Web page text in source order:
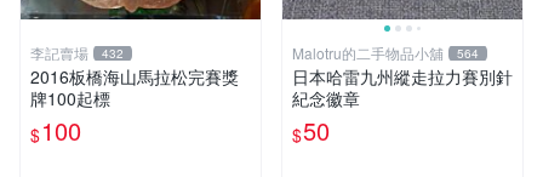
李記賣場 432
2016板橋海山馬拉松完賽獎
牌100起標
$100
Malotru的二手物品小舖 564
日本哈雷九州縱走拉力賽別針
紀念徽章
$50